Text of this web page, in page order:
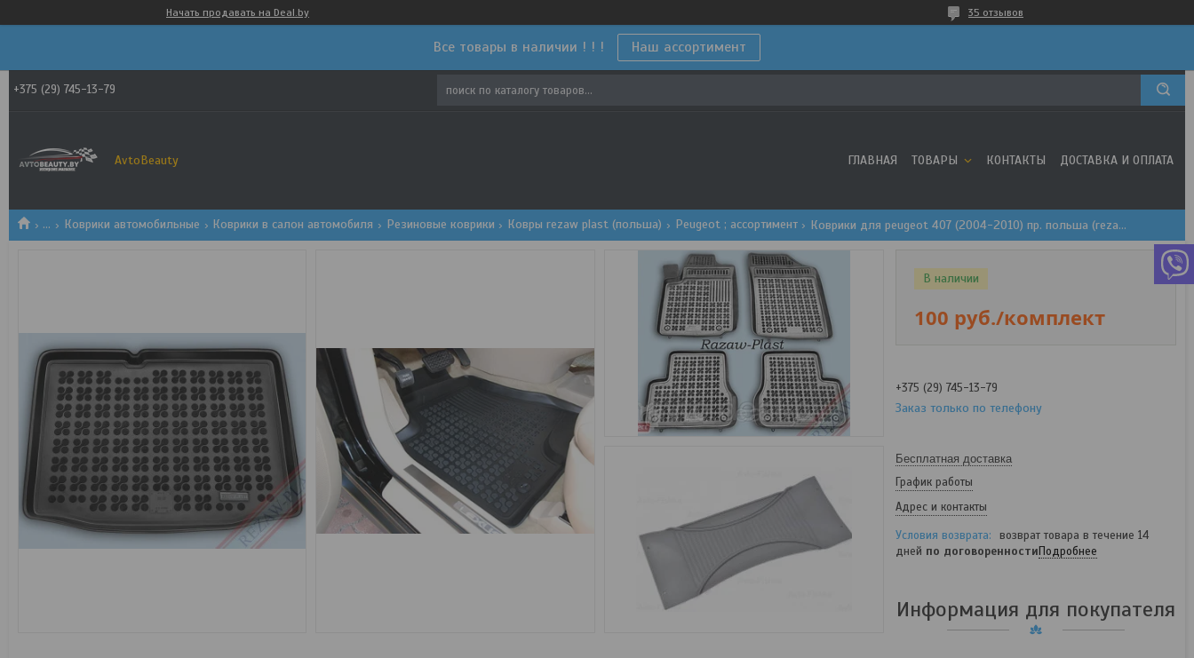
Начать продавать на Deal.by 35 отзывов
Все товары в наличии ! ! ! Наш ассортимент
+375 (29) 745-13-79
AvtoBeauty ГЛАВНАЯ ТОВАРЫ КОНТАКТЫ ДОСТАВКА И ОПЛАТА
... Коврики автомобильные Коврики в салон автомобиля Резиновые коврики Ковры rezaw plast (польша) Peugeot ; ассортимент Коврики для peugeot 407 (2004-2010) пр. польша (rezaw-plast)
В наличии
100 руб./комплект
+375 (29) 745-13-79
Заказ только по телефону
Бесплатная доставка
График работы
Адрес и контакты
возврат товара в течение 14
дней по договоренностиПодробнее
Информация для покупателя